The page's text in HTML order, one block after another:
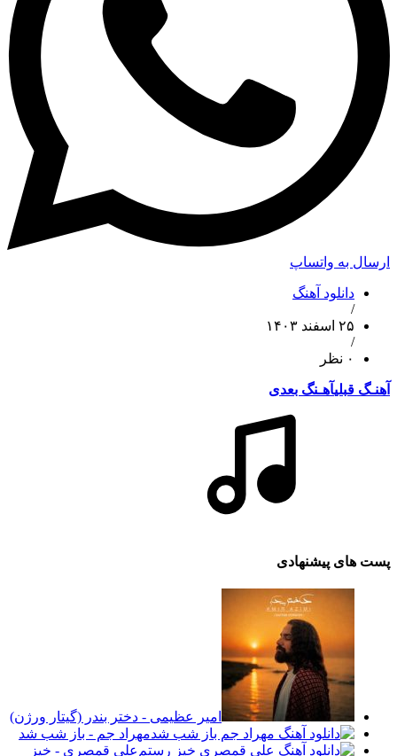
ارسال به واتساپ
دانلود آهنگ
/
۲۵ اسفند ۱۴۰۳
/
۰ نظر
آهنـگ قبلیآهـنگ بعدی
پست های پیشنهادی
امیر عظیمی - دختر بندر (گیتار ورژن)
مهراد جم - باز شب شد
علی قمصری - خیز